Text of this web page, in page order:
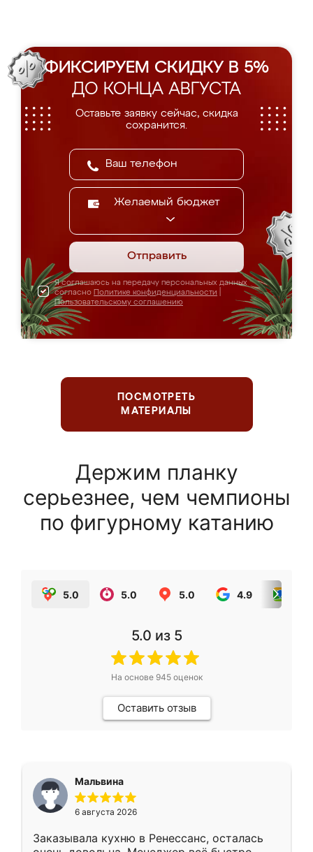
ФИКСИРУЕМ СКИДКУ В 5%
ДО КОНЦА АВГУСТА
Оставьте заявку сейчас, скидка
сохранится.
Желаемый бюджет
Отправить
Я соглашаюсь на передачу персональных данных
согласно Политике конфиденциальности
Пользовательскому соглашению
ПОСМОТРЕТЬ
МАТЕРИАЛЫ
Держим планку
серьезнее, чем чемпионы
по фигурному катанию
5.0 5.0 5.0 4.9
5.0 из 5
На основе 945оценок
Оставить отзыв
Мальвина
6 августа 2026
Заказывала кухню в Ренессанс, осталась